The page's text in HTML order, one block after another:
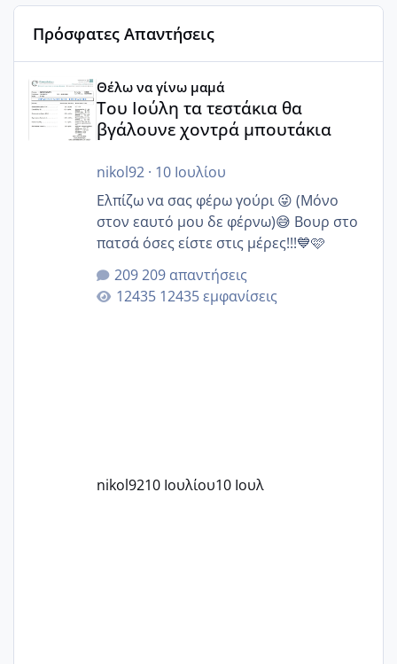
Πρόσφατες Απαντήσεις
Θέλω να γίνω μαμά
Του Ιούλη τα τεστάκια θα
βγάλουνε χοντρά μπουτάκια
nikol92· 10 Ιουλίου
Ελπίζω να σας φέρω γούρι 😜 (Μόνο
στον εαυτό μου δε φέρνω)😅 Βουρ στο
πατσά όσες είστε στις μέρες!!!💙🩷
209 απαντήσεις
12435 εμφανίσεις
nikol9210 Ιουλίου10 Ιουλ